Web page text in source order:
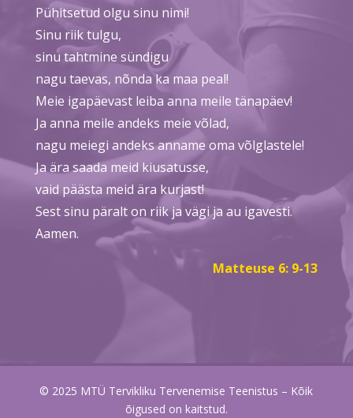
Pühitsetud olgu sinu nimi!
Sinu riik tulgu,
sinu tahtmine sündigu
nagu taevas, nõnda ka maa peal!
Meie igapäevast leiba anna meile tänapäev!
Ja anna meile andeks meie võlad,
nagu meiegi andeks anname oma võlglastele!
Ja ära saada meid kiusatusse,
vaid päästa meid ära kurjast!
Sest sinu päralt on riik ja vägi ja au igavesti.
Aamen.
Matteuse 6: 9-13
© 2025 MTÜ Tervikliku Tervenemise Teenistus – Kõik
õigused on kaitstud.